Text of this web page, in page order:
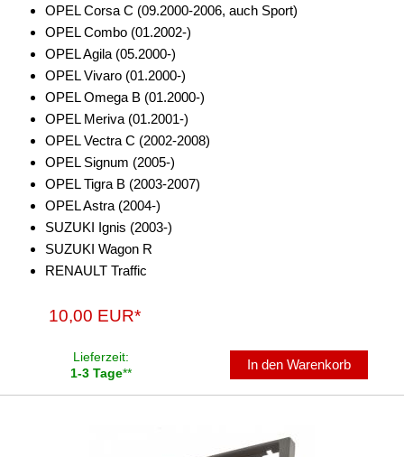
OPEL Corsa C (09.2000-2006, auch Sport)
OPEL Combo (01.2002-)
OPEL Agila (05.2000-)
OPEL Vivaro (01.2000-)
OPEL Omega B (01.2000-)
OPEL Meriva (01.2001-)
OPEL Vectra C (2002-2008)
OPEL Signum (2005-)
OPEL Tigra B (2003-2007)
OPEL Astra (2004-)
SUZUKI Ignis (2003-)
SUZUKI Wagon R
RENAULT Traffic
10,00 EUR*
Lieferzeit:
1-3 Tage**
In den Warenkorb